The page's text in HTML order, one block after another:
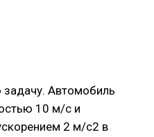
Автомобиль
10 м/с и
2 м/с2 в